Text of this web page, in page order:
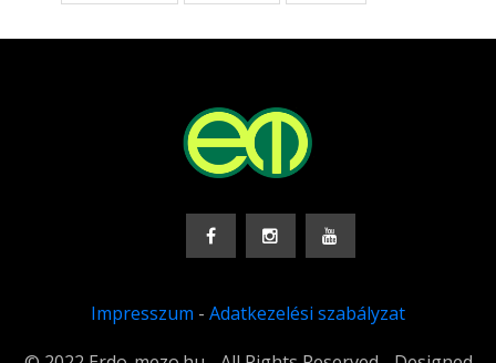
Impresszum - Adatkezelési szabályzat